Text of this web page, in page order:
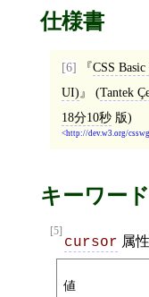
仕様書
[6]
CSS
UI)
(Tantek
18分10秒版)
http://dev.w3.org/
キーワード
[5]
cursor 属
値